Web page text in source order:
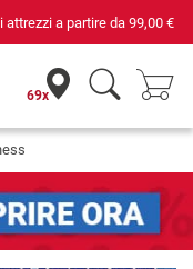
attrezzi a partire da 99,00 €
69x